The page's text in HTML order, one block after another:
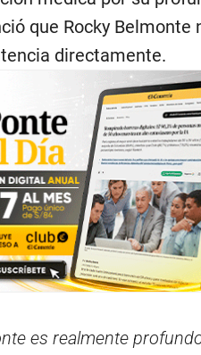
que Rocky Belmonte
directamente.
es realmente